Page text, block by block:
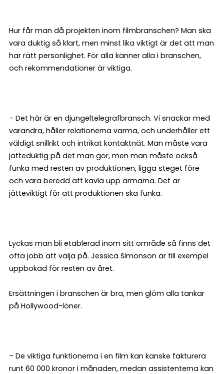
Hur får man då projekten inom filmbranschen? Man ska
vara duktig så klart, men minst lika viktigt är det att man
har rätt personlighet. För alla känner alla i branschen,
och rekommendationer är viktiga.
– Det här är en djungeltelegrafbransch. Vi snackar med
varandra, håller relationerna varma, och underhåller ett
väldigt snillrikt och intrikat kontaktnät. Man måste vara
jätteduktig på det man gör, men man måste också
funka med resten av produktionen, ligga steget före
och vara beredd att kavla upp ärmarna. Det är
jätteviktigt för att produktionen ska funka.
Lyckas man bli etablerad inom sitt område så finns det
ofta jobb att välja på. Jessica Simonson är till exempel
uppbokad för resten av året.
Ersättningen i branschen är bra, men glöm alla tankar
på Hollywood-löner.
– De viktiga funktionerna i en film kan kanske fakturera
runt 60 000 kronor i månaden, medan assistenterna kan